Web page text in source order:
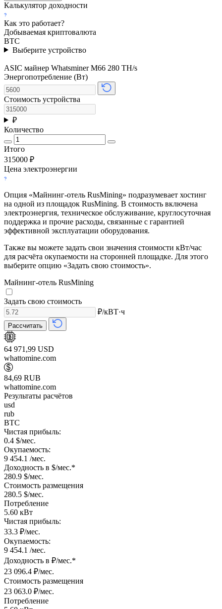
Калькулятор доходности
Как это работает?
Добываемая криптовалюта
BTC
Выберите устройство
ASIC майнер Whatsminer M66 280 TH/s
Энергопотребление (Вт)
Стоимость устройства
₽
Количество
Итого
315000 ₽
Цена электроэнергии
Опция «Майнинг-отель RusMining» подразумевает хостинг
на одной из площадок RusMining. В стоимость включена
электроэнергия, техническое обслуживание, круглосуточная
поддержка и прочие расходы, связанные с гарантией
эффективной эксплуатации оборудования.
Также вы можете задать свои значения стоимости кВт/час
для расчёта окупаемости на сторонней площадке. Для этого
выберите опцию «Задать свою стоимость».
Майнинг-отель RusMining
Задать свою стоимость
₽/кВТ·ч
Рассчитать
64 971,99 USD
whattomine.com
84,69 RUB
whattomine.com
Результаты расчётов
usd
rub
BTC
Чистая прибыль:
0.4 $/мес.
Окупаемость:
9 454.1 /мес.
Доходность в $/мес.*
280.9 $/мес.
Стоимость размещения
280.5 $/мес.
Потребление
5.60 кВт
Чистая прибыль:
33.3 ₽/мес.
Окупаемость:
9 454.1 /мес.
Доходность в ₽/мес.*
23 096.4 ₽/мес.
Стоимость размещения
23 063.0 ₽/мес.
Потребление